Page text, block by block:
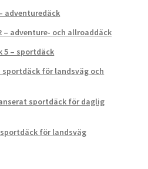
adventuredäck
– adventure- och allroaddäck
5 – sportdäck
sportdäck för landsväg och
sportdäck för daglig
sportdäck för landsväg